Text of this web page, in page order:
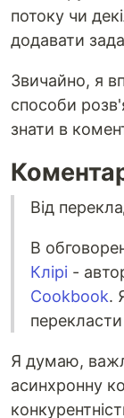
потоку чи
додавати
Звичайно, я
способи
знати в
Від
В
Клірі -
Cookbook.
Я думаю,
асинхронну